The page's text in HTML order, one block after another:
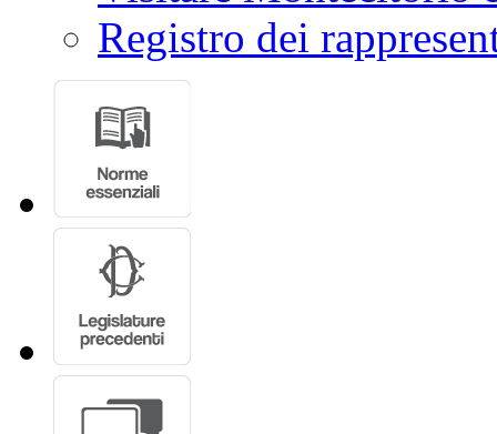
Prenotazione Eventi
Visitare Montecitorio
Registro dei